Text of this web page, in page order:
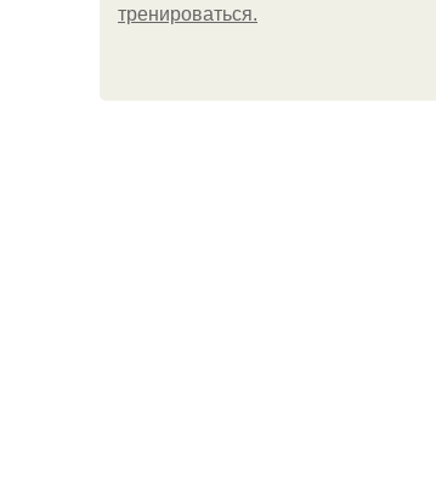
тренироваться.